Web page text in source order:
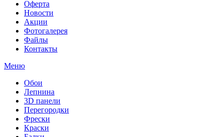
Оферта
Новости
Акции
Фотогалерея
Файлы
Контакты
Меню
Обои
Лепнина
3D панели
Перегородки
Фрески
Краски